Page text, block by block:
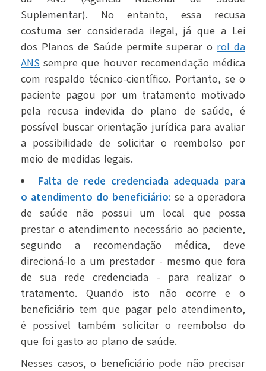
Suplementar). No entanto, essa recusa
costuma ser considerada ilegal, já que a Lei
dos Planos de Saúde permite superar o rol da
ANS sempre que houver recomendação médica
com respaldo técnico-científico. Portanto, se o
paciente pagou por um tratamento motivado
pela recusa indevida do plano de saúde, é
possível buscar orientação jurídica para avaliar
a possibilidade de solicitar o reembolso por
meio de medidas legais.
Falta de rede credenciada adequada para
o atendimento do beneficiário: se a operadora
de saúde não possui um local que possa
prestar o atendimento necessário ao paciente,
segundo a recomendação médica, deve
direcioná-lo a um prestador - mesmo que fora
de sua rede credenciada - para realizar o
tratamento. Quando isto não ocorre e o
beneficiário tem que pagar pelo atendimento,
é possível também solicitar o reembolso do
que foi gasto ao plano de saúde.
Nesses casos, o beneficiário pode não precisar